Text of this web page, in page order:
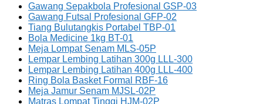
Gawang Sepakbola Profesional GSP-03
Gawang Futsal Profesional GFP-02
Tiang Bulutangkis Portabel TBP-01
Bola Medicine 1kg BT-01
Meja Lompat Senam MLS-05P
Lempar Lembing Latihan 300g LLL-300
Lempar Lembing Latihan 400g LLL-400
Ring Bola Basket Formal RBF-16
Meja Jamur Senam MJSL-02P
Matras Lompat Tinggi HJM-02P